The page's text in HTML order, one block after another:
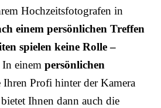
Hochzeitsfotografen in
einem persönlichen Treffen
spielen keine Rolle –
In einem persönlichen
Ihren Profi hinter der Kamera
Ihnen dann auch die